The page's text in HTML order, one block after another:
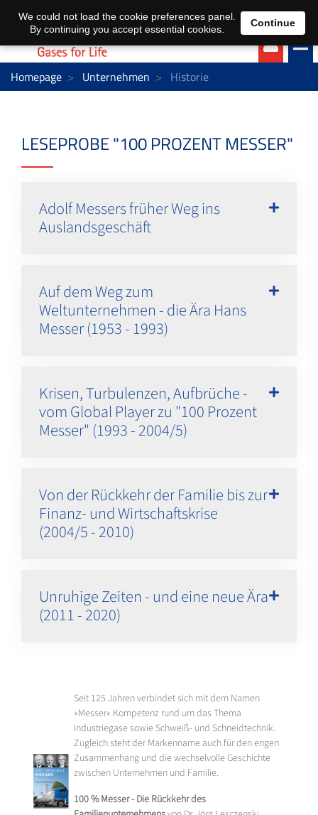
EN DE
Homepage Unternehmen Historie
LESEPROBE "100 PROZENT MESSER"
Adolf Messers früher Weg ins
Auslandsgeschäft
Auf dem Weg zum
Weltunternehmen - die Ära Hans
Messer (1953 - 1993)
Krisen, Turbulenzen, Aufbrüche -
vom Global Player zu "100 Prozent
Messer" (1993 - 2004/5)
Von der Rückkehr der Familie bis zur
Finanz- und Wirtschaftskrise
(2004/5 - 2010)
Unruhige Zeiten - und eine neue Ära
(2011 - 2020)
Seit 125 Jahren verbindet sich mit dem Namen
»Messer« Kompetenz rund um das Thema
Industriegase sowie Schweiß- und Schneidtechnik.
Zugleich steht der Markenname auch für den engen
Zusammenhang und die wechselvolle Geschichte
zwischen Unternehmen und Familie.
100 % Messer - Die Rückkehr des
We could not load the cookie preferences panel.
By continuing you accept essential cookies.
Continue